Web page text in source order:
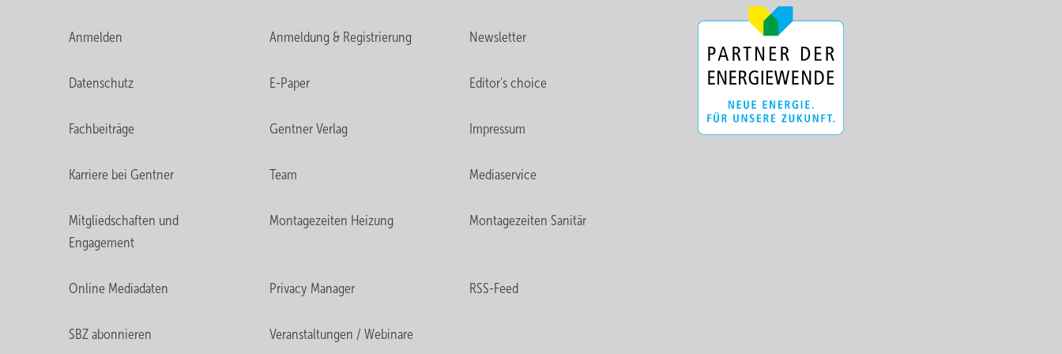
Anmelden Anmeldung & Registrierung Newsletter
Datenschutz E-Paper Editor's choice
Fachbeiträge Gentner Verlag Impressum
Karriere bei Gentner Team Mediaservice
Mitgliedschaften und
Engagement
Montagezeiten Heizung Montagezeiten Sanitär
Online Mediadaten Privacy Manager RSS-Feed
SBZ abonnieren Veranstaltungen / Webinare